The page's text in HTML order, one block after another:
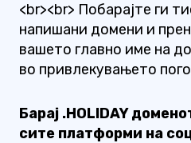
<br><br> Побарајте ги
напишани домени и
вашето главно име на
во привлекувањето
Барај .HOLIDAY
сите платформи на